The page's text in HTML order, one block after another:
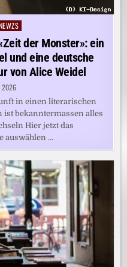
der Monster»: ein
und eine deutsche
von Alice Weidel
2026
in einen literarischen
bekanntermassen alles
Hier jetzt das
auswählen …